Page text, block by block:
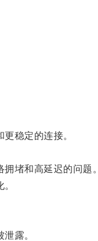
稳定的连接。
堵和高延迟的问题。
露。